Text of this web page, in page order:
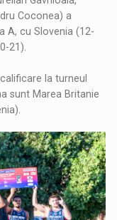
Coconea) a
A, cu Slovenia (12-
21).
la turneul
sunt Marea Britanie